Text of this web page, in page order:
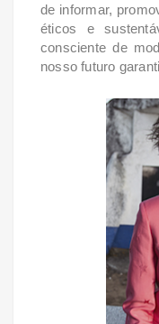
de informar,
éticos e
consciente de
nosso futuro